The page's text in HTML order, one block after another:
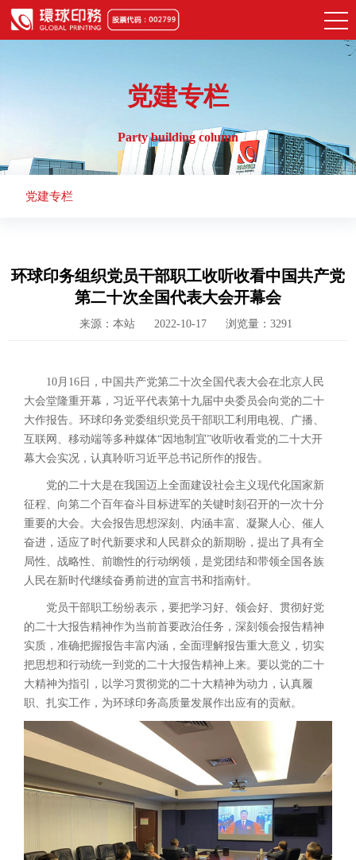
党建专栏
Party building column
党建专栏
环球印务组织党员干部职工收听收看中国共产党
第二十次全国代表大会开幕会
来源：本站 2022-10-17 浏览量：3291
10月16日，中国共产党第二十次全国代表大会在北京人民
大会堂隆重开幕，习近平代表第十九届中央委员会向党的二十
大作报告。环球印务党委组织党员干部职工利用电视、广播、
互联网、移动端等多种媒体“因地制宜”收听收看党的二十大开
幕大会实况，认真聆听习近平总书记所作的报告。
党的二十大是在我国迈上全面建设社会主义现代化国家新
征程、向第二个百年奋斗目标进军的关键时刻召开的一次十分
重要的大会。大会报告思想深刻、内涵丰富、凝聚人心、催人
奋进，适应了时代新要求和人民群众的新期盼，提出了具有全
局性、战略性、前瞻性的行动纲领，是党团结和带领全国各族
人民在新时代继续奋勇前进的宣言书和指南针。
党员干部职工纷纷表示，要把学习好、领会好、贯彻好党
的二十大报告精神作为当前首要政治任务，深刻领会报告精神
实质，准确把握报告丰富内涵，全面理解报告重大意义，切实
把思想和行动统一到党的二十大报告精神上来。要以党的二十
大精神为指引，以学习贯彻党的二十大精神为动力，认真履
职、扎实工作，为环球印务高质量发展作出应有的贡献。